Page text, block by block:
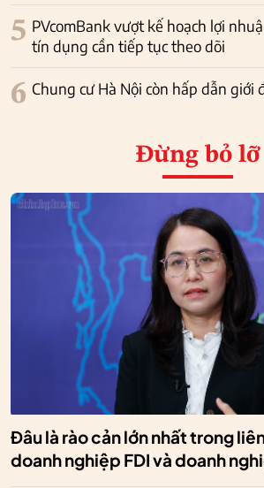
5 PVcomBank vượt kế hoạch lợi
tín dụng cần tiếp tục theo dõi
6 Chung cư Hà Nội còn hấp dẫn giới
Đừng bỏ lỡ
Đâu là rào cản lớn nhất trong
doanh nghiệp FDI và doanh